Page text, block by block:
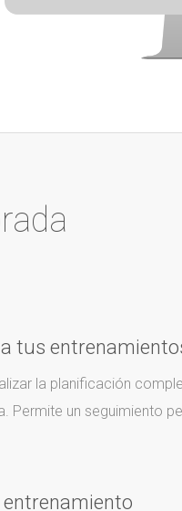
tus
la planificación
Permite un seguimiento
entrenamiento